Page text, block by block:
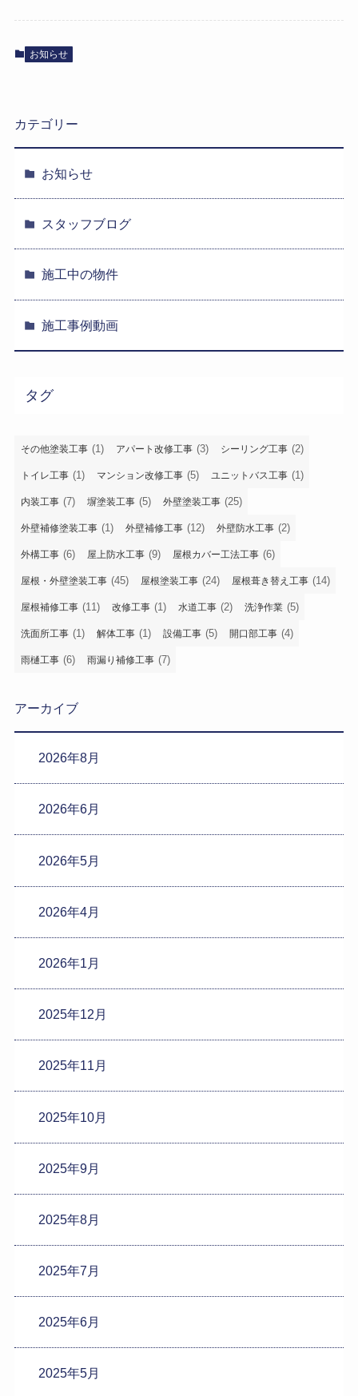
お知らせ
カテゴリー
お知らせ
スタッフブログ
施工中の物件
施工事例動画
タグ
その他塗装工事 (1) アパート改修工事 (3) シーリング工事 (2)
トイレ工事 (1) マンション改修工事 (5) ユニットバス工事 (1)
内装工事 (7) 塀塗装工事 (5) 外壁塗装工事 (25)
外壁補修塗装工事 (1) 外壁補修工事 (12) 外壁防水工事 (2)
外構工事 (6) 屋上防水工事 (9) 屋根カバー工法工事 (6)
屋根・外壁塗装工事 (45) 屋根塗装工事 (24) 屋根葺き替え工事 (14)
屋根補修工事 (11) 改修工事 (1) 水道工事 (2) 洗浄作業 (5)
洗面所工事 (1) 解体工事 (1) 設備工事 (5) 開口部工事 (4)
雨樋工事 (6) 雨漏り補修工事 (7)
アーカイブ
2026年8月
2026年6月
2026年5月
2026年4月
2026年1月
2025年12月
2025年11月
2025年10月
2025年9月
2025年8月
2025年7月
2025年6月
2025年5月